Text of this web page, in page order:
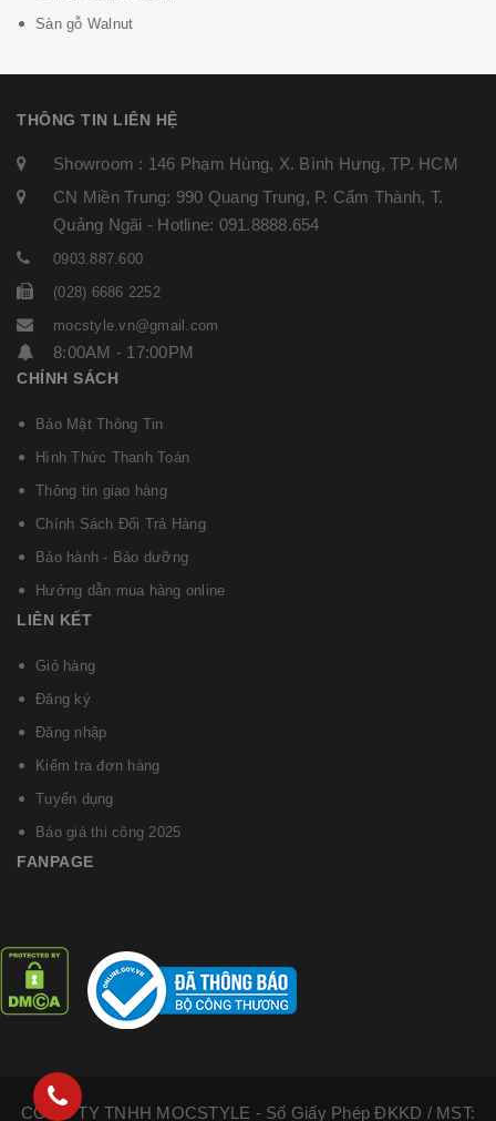
Sàn gỗ Walnut
THÔNG TIN LIÊN HỆ
Showroom : 146 Phạm Hùng, X. Bình Hưng, TP. HCM
CN Miền Trung: 990 Quang Trung, P. Cẩm Thành, T.
Quảng Ngãi - Hotline: 091.8888.654
0903.887.600
(028) 6686 2252
mocstyle.vn@gmail.com
8:00AM - 17:00PM
CHÍNH SÁCH
Bảo Mật Thông Tin
Hình Thức Thanh Toán
Thông tin giao hàng
Chính Sách Đổi Trả Hàng
Bảo hành - Bảo dưỡng
Hướng dẫn mua hàng online
LIÊN KẾT
Giỏ hàng
Đăng ký
Đăng nhập
Kiểm tra đơn hàng
Tuyển dụng
Báo giá thi công 2025
FANPAGE
CÔNG TY TNHH MOCSTYLE - Số Giấy Phép ĐKKD / MST: